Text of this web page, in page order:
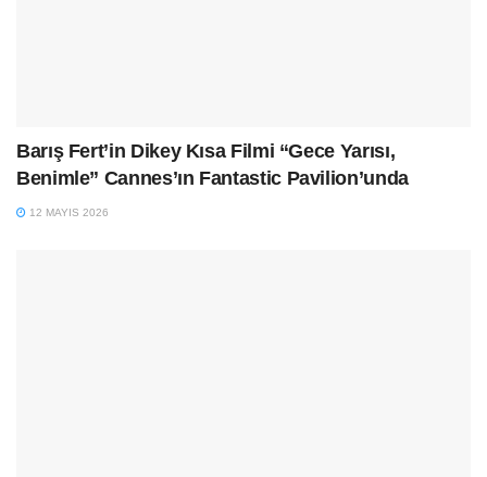
Barış Fert’in Dikey Kısa Filmi “Gece Yarısı,
Benimle” Cannes’ın Fantastic Pavilion’unda
12 MAYIS 2026